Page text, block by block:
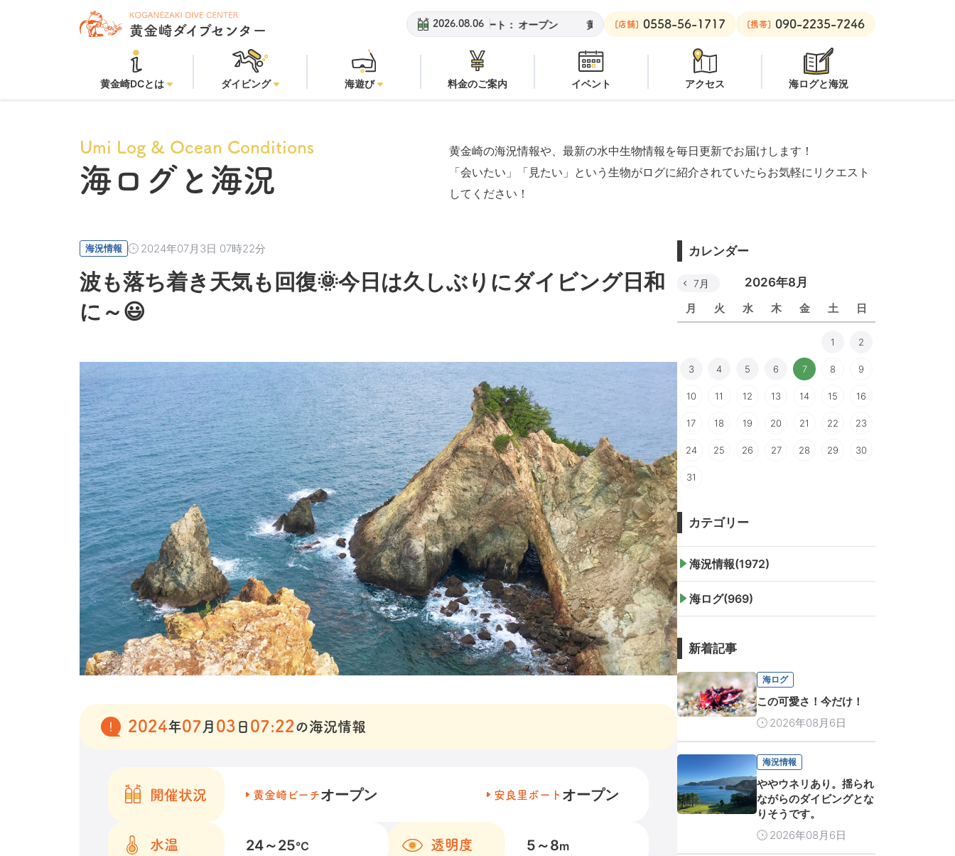
2026.08.06
安良里ボート：オープン 黄金崎ビーチ： オープン 安良里ボート： オープン
[店舗] 0558-56-1717 [携帯] 090-2235-7246
黄金崎DCとは ダイビング 海遊び 料金のご案内 イベント アクセス 海ログと海況
Umi Log & Ocean Conditions
海ログと海況
黄金崎の海況情報や、最新の水中生物情報を毎日更新でお届けします！
「会いたい」「見たい」という生物がログに紹介されていたらお気軽にリクエスト
してください！
海況情報 2024年07月3日 07時22分
波も落ち着き天気も回復🌞今日は久しぶりにダイビング日和
に～😃
2024年07 月 03 日 07:22 の海況情報
開催状況 黄金崎ビーチオープン 安良里ボート オープン
水温 24～25℃ 透明度 5～8m
カレンダー
2026年8月
月 火 水 木 金 土 日
7月
1 2
3 4 5 6 7 8 9
10 11 12 13 14 15 16
17 18 19 20 21 22 23
24 25 26 27 28 29 30
31
カテゴリー
海況情報(1972)
海ログ(969)
新着記事
海ログ
この可愛さ！今だけ！
2026年08月6日
海況情報
ややウネリあり。揺られ
ながらのダイビングとな
りそうです。
2026年08月6日